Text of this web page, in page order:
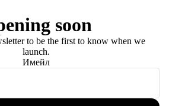
soon
to be the first to know when we
launch.
Имейл